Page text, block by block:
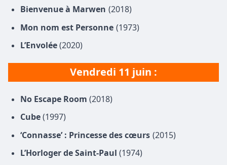
Bienvenue à Marwen (2018)
Mon nom est Personne (1973)
L’Envolée (2020)
Vendredi 11 juin :
No Escape Room (2018)
Cube (1997)
‘Connasse’ : Princesse des cœurs (2015)
L’Horloger de Saint-Paul (1974)